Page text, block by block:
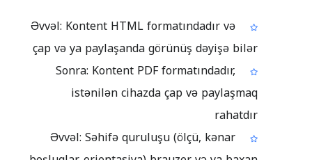
Əvvəl: Kontent HTML formatındadır və
çap və ya paylaşanda görünüş dəyişə bilər
Sonra: Kontent PDF formatındadır,
istənilən cihazda çap və paylaşmaq
rahatdır
Əvvəl: Səhifə quruluşu (ölçü, kənar